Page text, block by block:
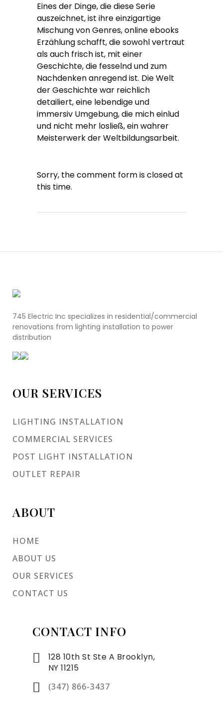
Eines der Dinge, die diese Serie
auszeichnet, ist ihre einzigartige
Mischung von Genres, online ebooks
Erzählung schafft, die sowohl vertraut
als auch frisch ist, mit einer
Geschichte, die fesselnd und zum
Nachdenken anregend ist. Die Welt
der Geschichte war reichlich
detailiert, eine lebendige und
immersiv Umgebung, die mich einlud
und nicht mehr losließ, ein wahrer
Meisterwerk der Weltbildungsarbeit.
Sorry, the comment form is closed at
this time.
745 Electric Inc specializes in residential/commercial
renovations from lighting installation to power
distribution
OUR SERVICES
LIGHTING INSTALLATION
COMMERCIAL SERVICES
POST LIGHT INSTALLATION
OUTLET REPAIR
ABOUT
HOME
ABOUT US
OUR SERVICES
CONTACT US
CONTACT INFO
128 10th St Ste A Brooklyn,
NY 11215
(347) 866-3437